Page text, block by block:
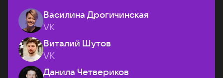
Василина Дрогичинская
VK
Виталий Шутов
VK
Данила Четвериков